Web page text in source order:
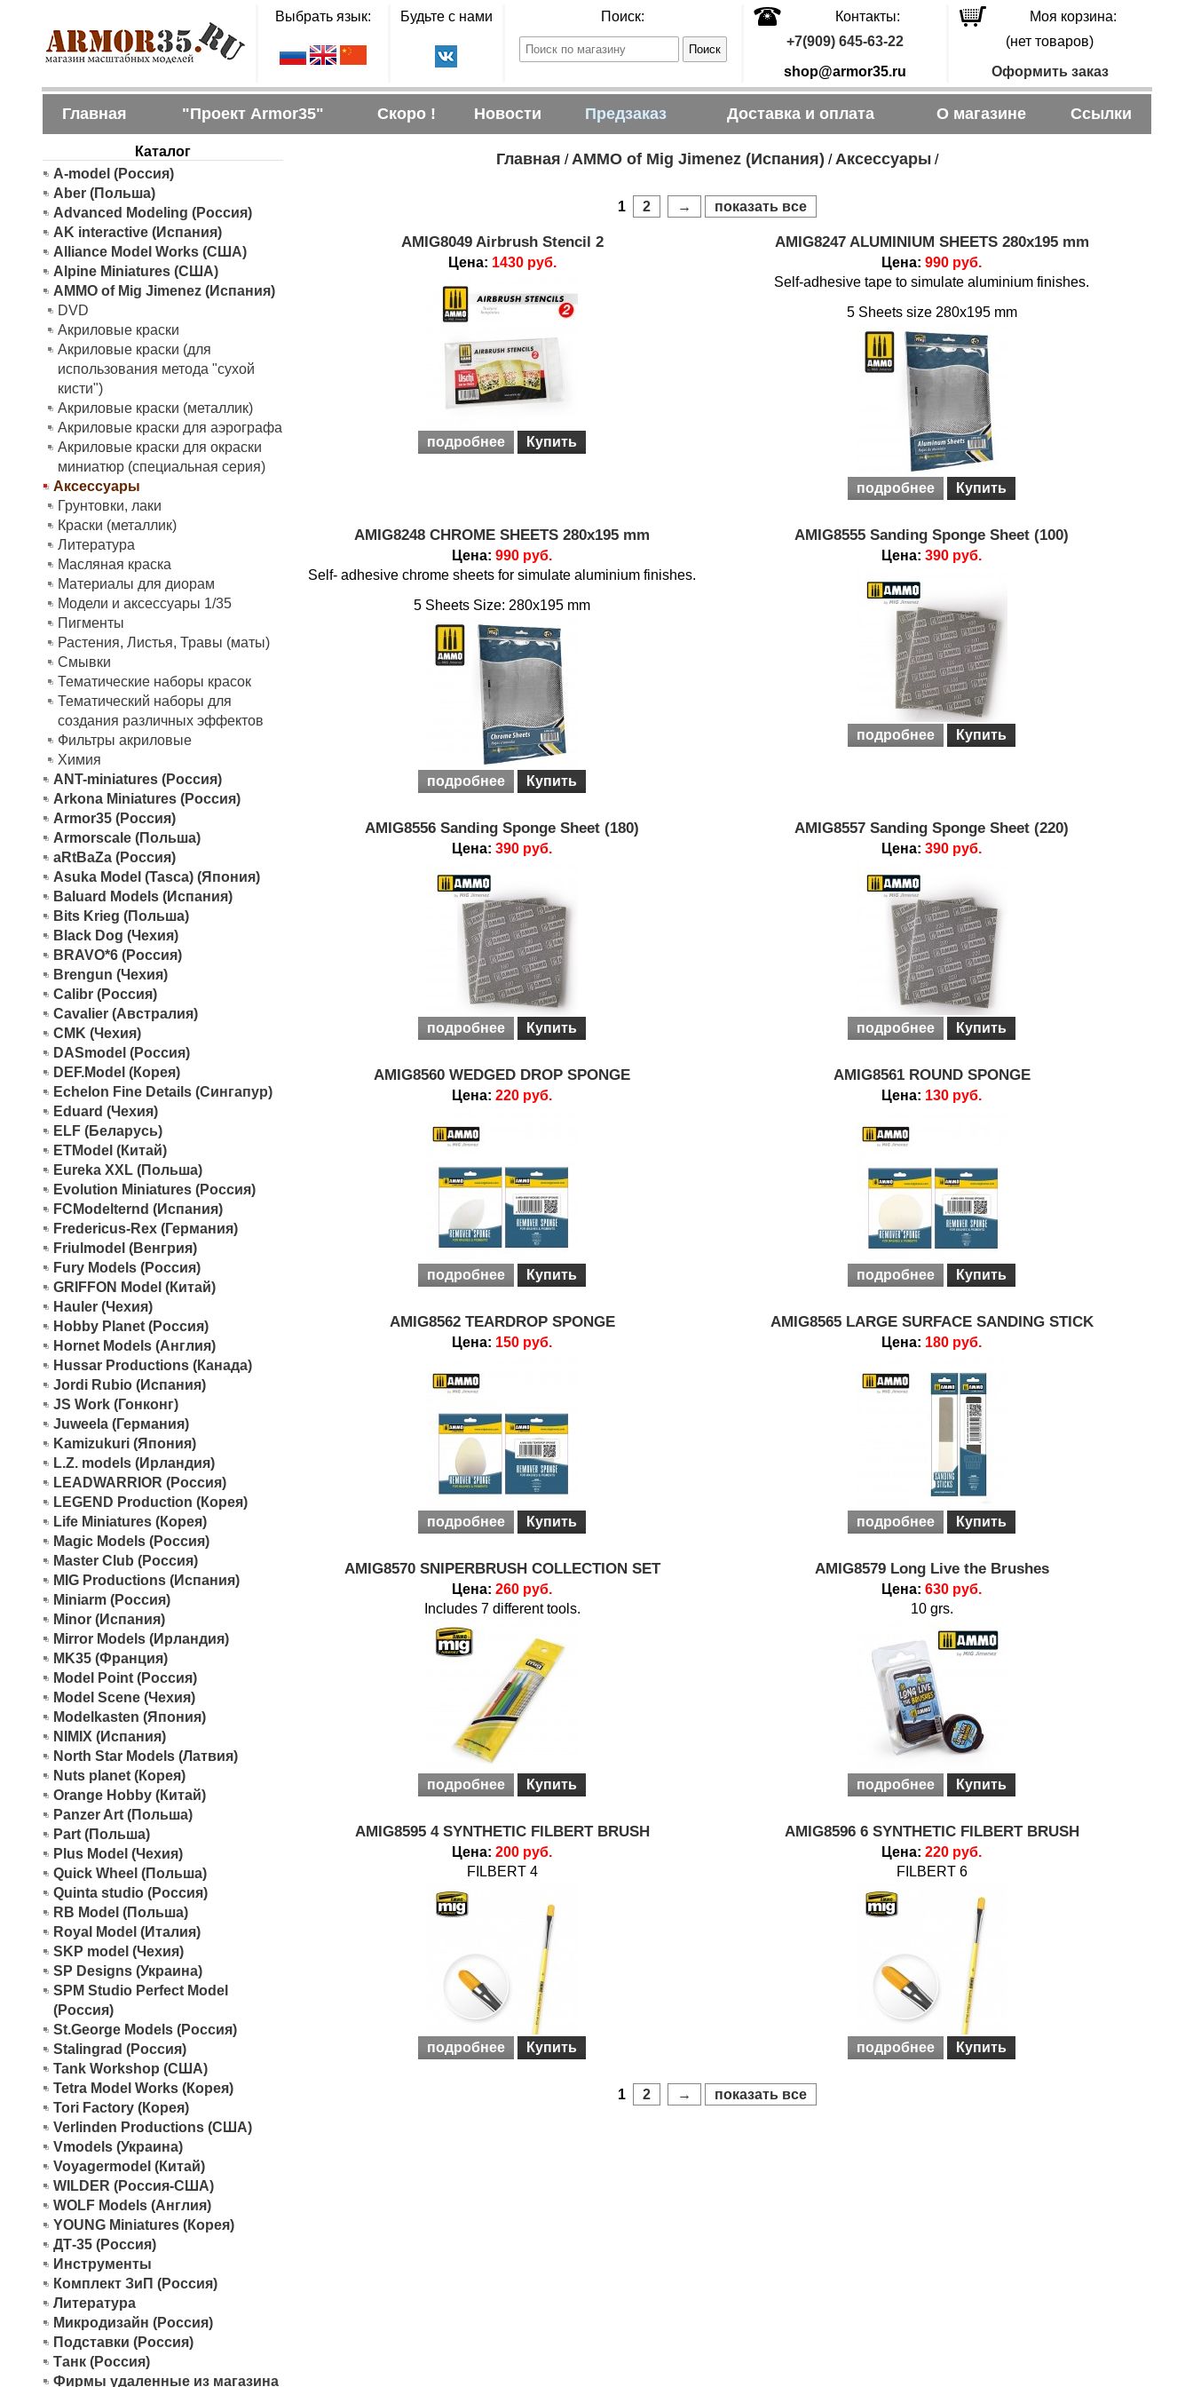
Выбрать язык: Будьте с нами Поиск: Контакты:
Моя корзина:
+7(909) 645-63-22
shop@armor35.ru
(нет товаров)
Оформить заказ
Главная "Проект Armor35" Скоро ! Новости Предзаказ Доставка и оплата О магазине Ссылки
Каталог
A-model (Россия)
Aber (Польша)
Advanced Modeling (Россия)
AK interactive (Испания)
Alliance Model Works (США)
Alpine Miniatures (США)
AMMO of Mig Jimenez (Испания)
DVD
Акриловые краски
Акриловые краски (для
использования метода "сухой
кисти")
Акриловые краски (металлик)
Акриловые краски для аэрографа
Акриловые краски для окраски
миниатюр (специальная серия)
Аксессуары
Грунтовки, лаки
Краски (металлик)
Литература
Масляная краска
Материалы для диорам
Модели и аксессуары 1/35
Пигменты
Растения, Листья, Травы (маты)
Смывки
Тематические наборы красок
Тематический наборы для
создания различных эффектов
Фильтры акриловые
Химия
ANT-miniatures (Россия)
Arkona Miniatures (Россия)
Armor35 (Россия)
Armorscale (Польша)
aRtBaZa (Россия)
Asuka Model (Tasca) (Япония)
Baluard Models (Испания)
Bits Krieg (Польша)
Black Dog (Чехия)
BRAVO*6 (Россия)
Brengun (Чехия)
Calibr (Россия)
Cavalier (Австралия)
CMK (Чехия)
DASmodel (Россия)
DEF.Model (Корея)
Echelon Fine Details (Сингапур)
Eduard (Чехия)
ELF (Беларусь)
ETModel (Китай)
Eureka XXL (Польша)
Evolution Miniatures (Россия)
FCModelternd (Испания)
Fredericus-Rex (Германия)
Friulmodel (Венгрия)
Fury Models (Россия)
GRIFFON Model (Китай)
Hauler (Чехия)
Hobby Planet (Россия)
Hornet Models (Англия)
Hussar Productions (Канада)
Jordi Rubio (Испания)
JS Work (Гонконг)
Juweela (Германия)
Kamizukuri (Япония)
L.Z. models (Ирландия)
LEADWARRIOR (Россия)
LEGEND Production (Корея)
Life Miniatures (Корея)
Magic Models (Россия)
Master Club (Россия)
MIG Productions (Испания)
Miniarm (Россия)
Minor (Испания)
Mirror Models (Ирландия)
MK35 (Франция)
Model Point (Россия)
Model Scene (Чехия)
Modelkasten (Япония)
NIMIX (Испания)
North Star Models (Латвия)
Nuts planet (Корея)
Orange Hobby (Китай)
Panzer Art (Польша)
Part (Польша)
Plus Model (Чехия)
Quick Wheel (Польша)
Quinta studio (Россия)
RB Model (Польша)
Royal Model (Италия)
SKP model (Чехия)
SP Designs (Украина)
SPM Studio Perfect Model
(Россия)
St.George Models (Россия)
Stalingrad (Россия)
Tank Workshop (США)
Tetra Model Works (Корея)
Tori Factory (Корея)
Verlinden Productions (США)
Vmodels (Украина)
Voyagermodel (Китай)
WILDER (Россия-США)
WOLF Models (Англия)
YOUNG Miniatures (Корея)
ДТ-35 (Россия)
Инструменты
Комплект ЗиП (Россия)
Литература
Микродизайн (Россия)
Подставки (Россия)
Танк (Россия)
Фирмы удаленные из магазина
Главная /AMMO of Mig Jimenez (Испания) /Аксессуары /
1 2 → показать все
AMIG8049 Airbrush Stencil 2
Цена: 1430 руб.
подробнее Купить
AMIG8247 ALUMINIUM SHEETS 280x195 mm
Цена: 990 руб.
Self-adhesive tape to simulate aluminium finishes.
5 Sheets size 280x195 mm
подробнее Купить
AMIG8248 CHROME SHEETS 280x195 mm
Цена: 990 руб.
Self- adhesive chrome sheets for simulate aluminium finishes.
5 Sheets Size: 280x195 mm
подробнее Купить
AMIG8555 Sanding Sponge Sheet (100)
Цена: 390 руб.
подробнее Купить
AMIG8556 Sanding Sponge Sheet (180)
Цена: 390 руб.
подробнее Купить
AMIG8557 Sanding Sponge Sheet (220)
Цена: 390 руб.
подробнее Купить
AMIG8560 WEDGED DROP SPONGE
Цена: 220 руб.
подробнее Купить
AMIG8561 ROUND SPONGE
Цена: 130 руб.
подробнее Купить
AMIG8562 TEARDROP SPONGE
Цена: 150 руб.
подробнее Купить
AMIG8565 LARGE SURFACE SANDING STICK
Цена: 180 руб.
подробнее Купить
AMIG8570 SNIPERBRUSH COLLECTION SET
Цена: 260 руб.
Includes 7 different tools.
подробнее Купить
AMIG8579 Long Live the Brushes
Цена: 630 руб.
10 grs.
подробнее Купить
AMIG8595 4 SYNTHETIC FILBERT BRUSH
Цена: 200 руб.
FILBERT 4
подробнее Купить
AMIG8596 6 SYNTHETIC FILBERT BRUSH
Цена: 220 руб.
FILBERT 6
подробнее Купить
1 2 → показать все